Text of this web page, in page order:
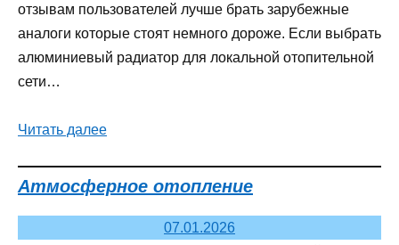
отзывам пользователей лучше брать зарубежные
аналоги которые стоят немного дороже. Если выбрать
алюминиевый радиатор для локальной отопительной
сети…
Читать далее
Атмосферное отопление
07.01.2026